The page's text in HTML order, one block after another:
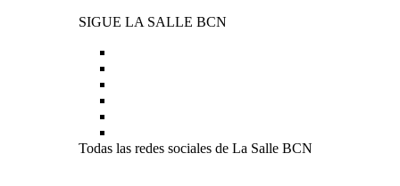
SIGUE LA SALLE BCN
Todas las redes sociales de La Salle BCN